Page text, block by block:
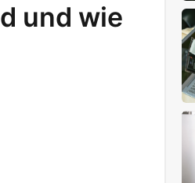
und wie